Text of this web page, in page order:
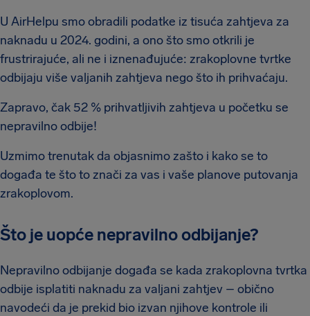
U AirHelpu smo obradili podatke iz tisuća zahtjeva za
naknadu u 2024. godini, a ono što smo otkrili je
frustrirajuće, ali ne i iznenađujuće: zrakoplovne tvrtke
odbijaju više valjanih zahtjeva nego što ih prihvaćaju.
Zapravo, čak 52 % prihvatljivih zahtjeva u početku se
nepravilno odbije!
Uzmimo trenutak da objasnimo zašto i kako se to
događa te što to znači za vas i vaše planove putovanja
zrakoplovom.
Što je uopće nepravilno odbijanje?
Nepravilno odbijanje događa se kada zrakoplovna tvrtka
odbije isplatiti naknadu za valjani zahtjev – obično
navodeći da je prekid bio izvan njihove kontrole ili